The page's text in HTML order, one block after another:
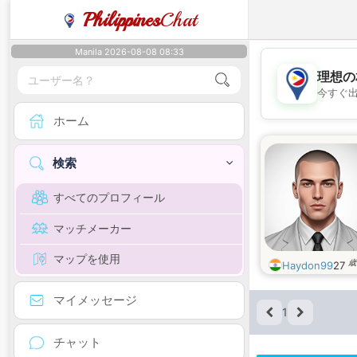
PhilippinesChat
Manila 2026-08-08 08:33
ホーム
検索
すべてのプロフィール
マッチメーカー
マップを使用
マイメッセージ
チャット
理想
今すぐ
Haydon9927 歳
1